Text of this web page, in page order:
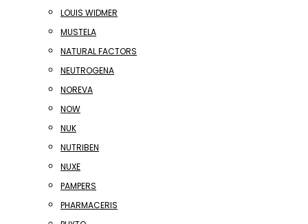
LOUIS WIDMER
MUSTELA
NATURAL FACTORS
NEUTROGENA
NOREVA
NOW
NUK
NUTRIBEN
NUXE
PAMPERS
PHARMACERIS